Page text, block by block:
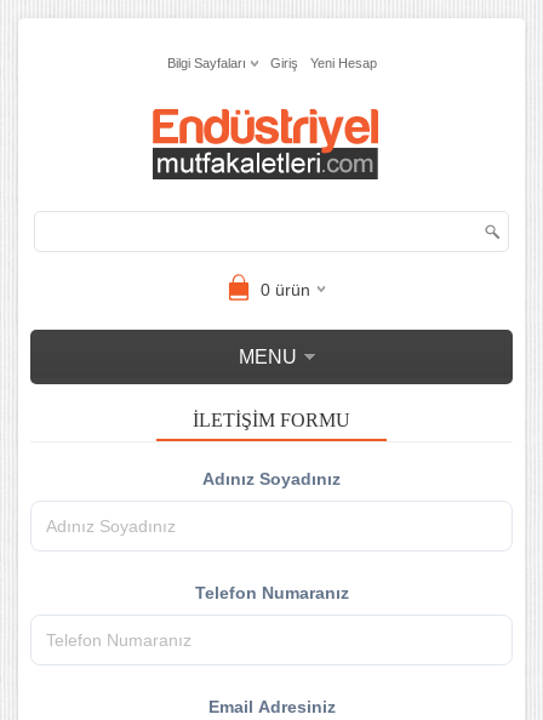
Bilgi Sayfaları Giriş Yeni Hesap
0ürün
MENU
İLETIŞIM FORMU
Adınız Soyadınız
Telefon Numaranız
Email Adresiniz